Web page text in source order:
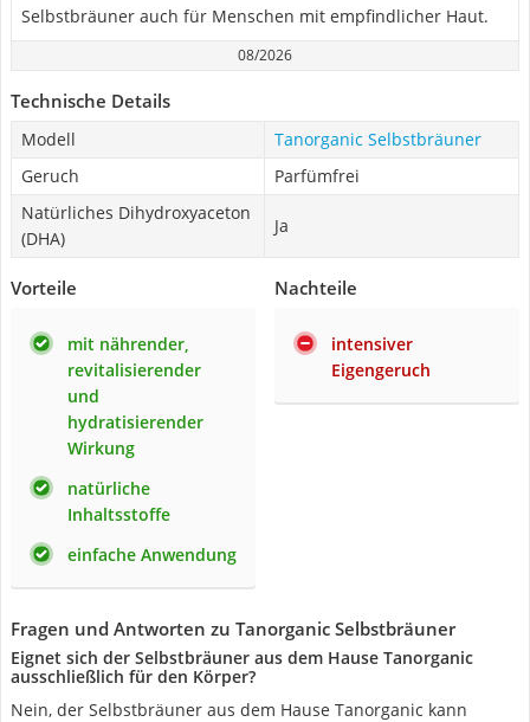
Selbstbräuner auch für Menschen mit empfindlicher Haut.
08/2026
Technische Details
Modell
‎Tanorganic Selbstbräuner
Geruch
Parfümfrei
Natürliches Dihydroxyaceton
(DHA)
Ja
Vorteile
mit nährender,
revitalisierender
und
hydratisierender
Wirkung
natürliche
Inhaltsstoffe
einfache Anwendung
Nachteile
intensiver
Eigengeruch
Fragen und Antworten zu ‎Tanorganic Selbstbräuner
Eignet sich der ‎Selbstbräuner aus dem Hause Tanorganic
ausschließlich für den Körper?
Nein, der Selbstbräuner aus dem Hause Tanorganic kann